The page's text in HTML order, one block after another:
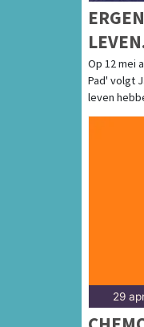
Op 12 mei
Pad' volgt
leven
29